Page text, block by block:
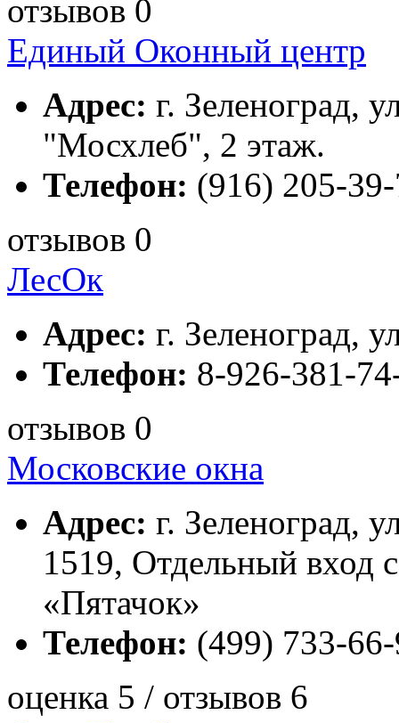
отзывов 0
Единый Оконный центр
Адрес: г. Зеленоград,
"Мосхлеб", 2 этаж.
Телефон: (916) 205-
отзывов 0
ЛесОк
Адрес: г. Зеленоград,
Телефон: 8-926-381-
отзывов 0
Московские окна
Адрес: г. Зеленоград,
1519, Отдельный вход
«Пятачок»
Телефон: (499) 733-
оценка 5 / отзывов 6